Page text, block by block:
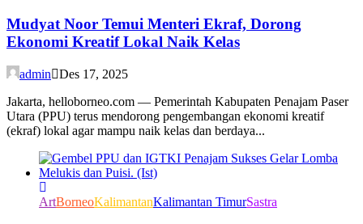
Mudyat Noor Temui Menteri Ekraf, Dorong
Ekonomi Kreatif Lokal Naik Kelas
admin
Des 17, 2025
Jakarta, helloborneo.com — Pemerintah Kabupaten Penajam Paser
Utara (PPU) terus mendorong pengembangan ekonomi kreatif
(ekraf) lokal agar mampu naik kelas dan berdaya...
ArtBorneoKalimantanKalimantan TimurSastra